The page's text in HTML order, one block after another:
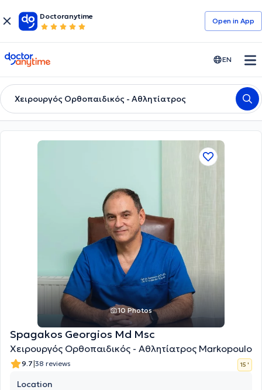
Doctoranytime
Open in Αpp
doctoranytime EN
Χειρουργός Ορθοπαιδικός - Αθλητίατρος
10 Photos
Spagakos Georgios Md Msc
Χειρουργός Ορθοπαιδικός - Αθλητίατρος Markopoulo
9.7|38 reviews 15 '
Location